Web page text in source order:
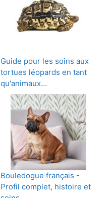
Guide pour les soins aux
tortues léopards en tant
qu'animaux…
Bouledogue français -
Profil complet, histoire et